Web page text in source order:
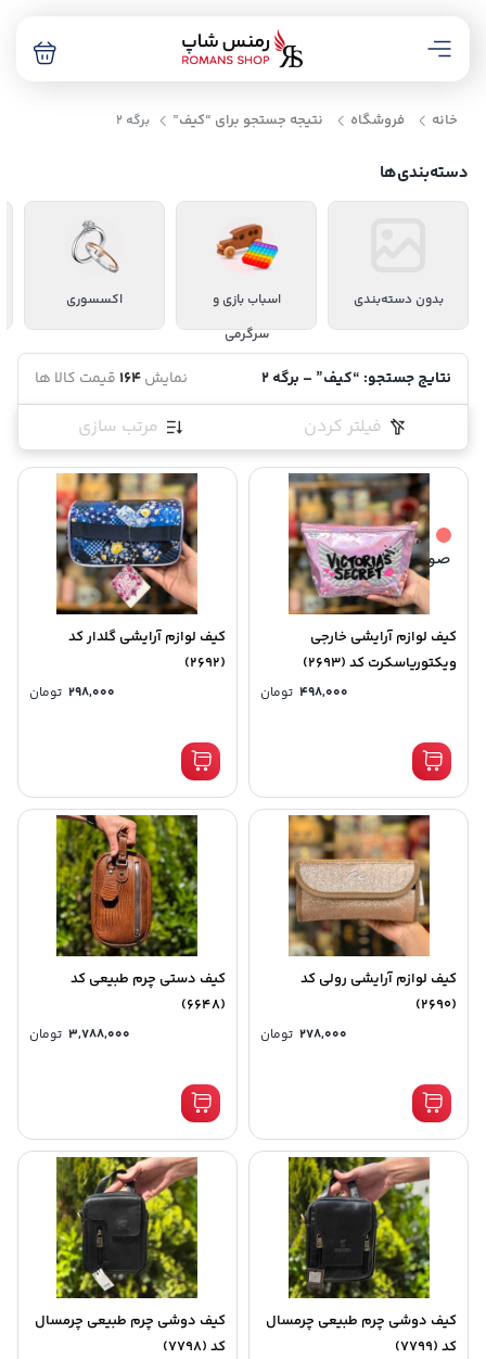
خانه فروشگاه نتیجه جستجو برای “کیف” برگه 2
دسته‌بندی‌ها
بدون دسته‌بندی
اسباب بازی و
سرگرمی
اکسسوری
نتایج جستجو: “کیف” – برگه 2 نمایش164قیمت کالا ها
فیلتر کردن مرتب سازی
صورتی
کیف لوازم آرایشی خارجی
ویکتوریاسکرت کد (2693)
498,000 تومان
کیف لوازم آرایشی گلدار کد
(2692)
298,000 تومان
کیف لوازم آرایشی رولی کد
(2690)
278,000 تومان
کیف دستی چرم طبیعی کد
(6648)
3,788,000 تومان
کیف دوشی چرم طبیعی چرمسال
کد (7799)
کیف دوشی چرم طبیعی چرمسال
کد (7798)